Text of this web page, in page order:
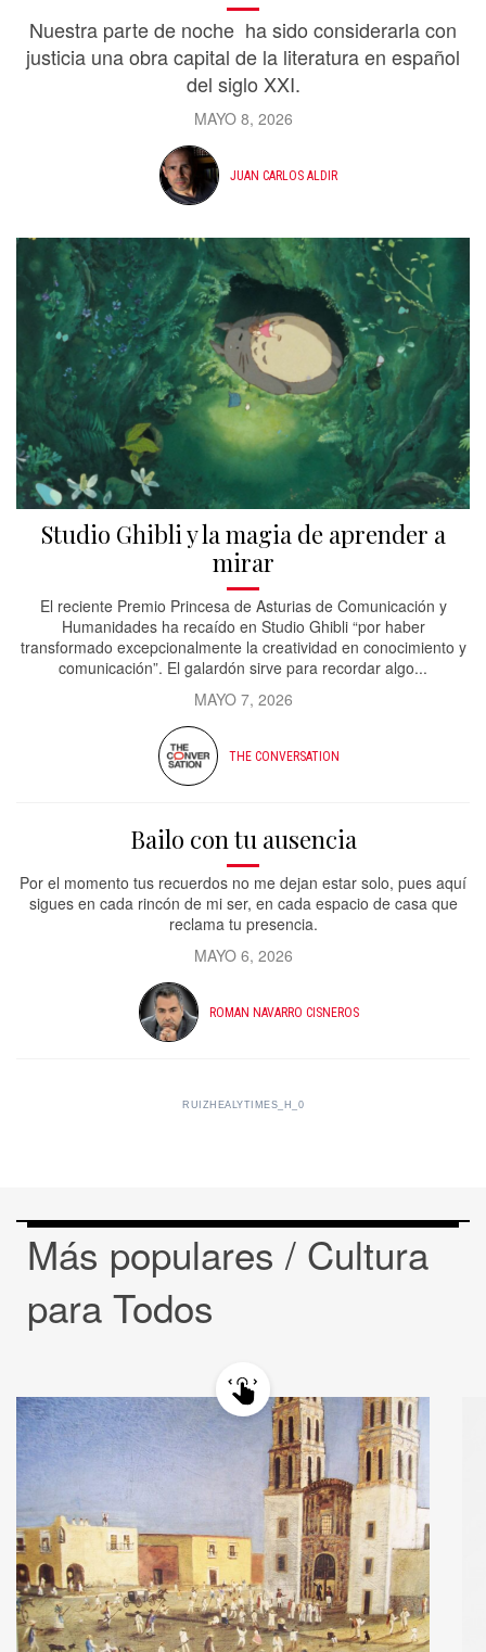
Nuestra parte de noche ha sido considerarla con
justicia una obra capital de la literatura en español
del siglo XXI.
MAYO 8, 2026
JUAN CARLOS ALDIR
Studio Ghibli y la magia de aprender a
mirar
El reciente Premio Princesa de Asturias de Comunicación y
Humanidades ha recaído en Studio Ghibli “por haber
transformado excepcionalmente la creatividad en conocimiento y
comunicación”. El galardón sirve para recordar algo...
MAYO 7, 2026
THE CONVERSATION
Bailo con tu ausencia
Por el momento tus recuerdos no me dejan estar solo, pues aquí
sigues en cada rincón de mi ser, en cada espacio de casa que
reclama tu presencia.
MAYO 6, 2026
ROMAN NAVARRO CISNEROS
RUIZHEALYTIMES_H_0
Más populares / Cultura
para Todos